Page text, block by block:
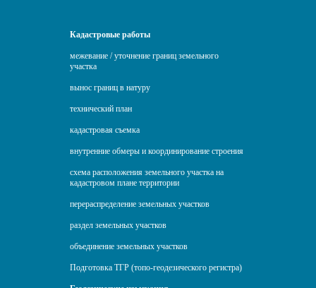
Кадастровые работы
межевание / уточнение границ земельного
участка
вынос границ в натуру
технический план
кадастровая съемка
внутренние обмеры и координирование строения
схема расположения земельного участка на
кадастровом плане территории
перераспределение земельных участков
раздел земельных участков
объединение земельных участков
Подготовка ТГР (топо-геодезического регистра)